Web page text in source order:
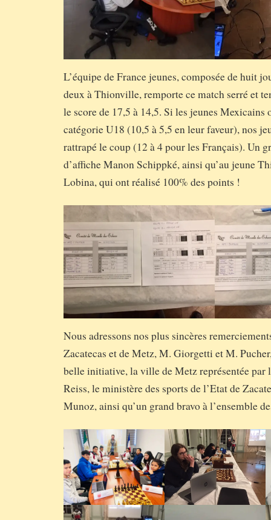
L’équipe de France jeunes, composée de huit
deux à Thionville, remporte ce match serré et
le score de 17,5 à 14,5. Si les jeunes Mexicains
catégorie U18 (10,5 à 5,5 en leur faveur), nos
rattrapé le coup (12 à 4 pour les Français). Un
d’affiche Manon Schippké, ainsi qu’au jeune
Lobina, qui ont réalisé 100% des points !
Nous adressons nos plus sincères
Zacatecas et de Metz, M. Giorgetti et M.
belle initiative, la ville de Metz représentée par
Reiss, le ministère des sports de l’Etat de
Munoz, ainsi qu’un grand bravo à l’ensemble